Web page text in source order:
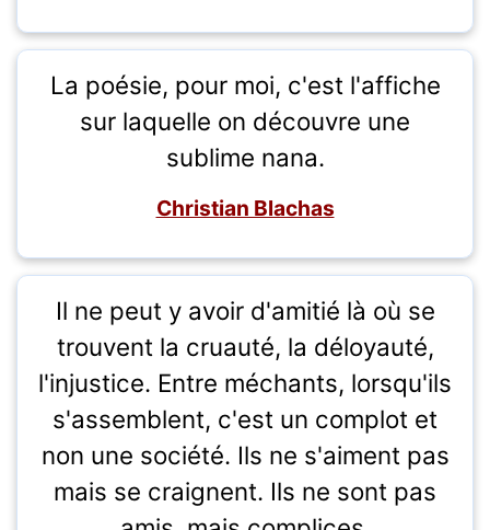
La poésie, pour moi, c'est l'affiche
sur laquelle on découvre une
sublime nana.
Christian Blachas
Il ne peut y avoir d'amitié là où se
trouvent la cruauté, la déloyauté,
l'injustice. Entre méchants, lorsqu'ils
s'assemblent, c'est un complot et
non une société. Ils ne s'aiment pas
mais se craignent. Ils ne sont pas